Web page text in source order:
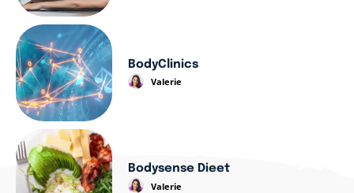
BodyClinics
Valerie
Bodysense Dieet
Valerie